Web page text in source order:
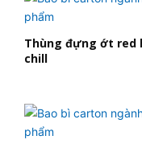
Thùng đựng ớt red
chill